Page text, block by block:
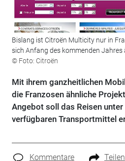
Bislang ist Citroën Multicity nur in
sich Anfang des kommenden Jahres
© Foto: Citroën
Mit ihrem ganzheitlichen
die Franzosen ähnliche
Angebot soll das Reisen
verfügbaren Transportmittel
Kommentare Teilen